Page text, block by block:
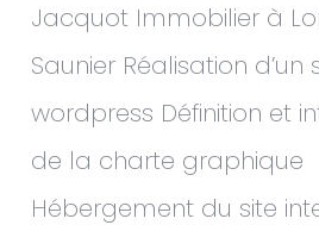
Jacquot Immobilier à
Saunier Réalisation d’un
wordpress Définition et
de la charte graphique
Hébergement du site